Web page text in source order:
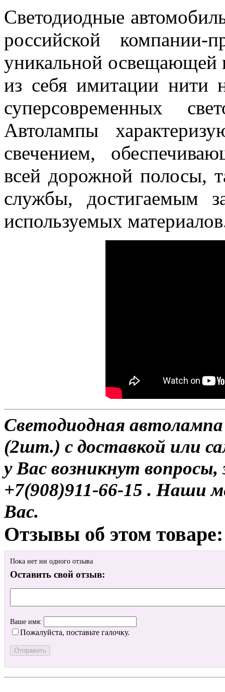
Светодиодные
российской компании-
уникальной освещающей
из себя имитации нити
суперсовременных
Автолампы
свечением,
всей дорожной полосы,
службы, достигаемым
используемых
Светодиодная
(2шт.) с доставкой или
у Вас возникнут
+7(908)911-66-15 . Наши
Вас.
Отзывы об этом товаре:
Пока нет ни одного отзыва
Оставить свой отзыв:
Ваше имя:
Пожалуйста, поставьте галочку.